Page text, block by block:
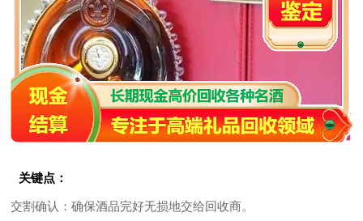
关键点：
交割确认 ：确保酒品完好无损地交给回收商。